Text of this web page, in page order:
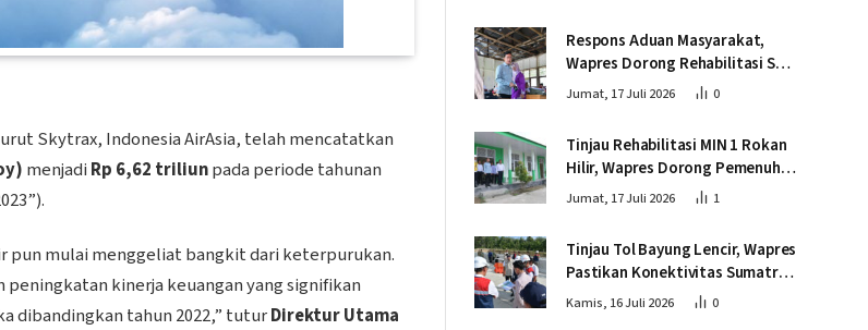
Skytrax, Indonesia AirAsia, telah mencatatkan
menjadi Rp 6,62 triliunpada periode tahunan
pun mulai menggeliat bangkit dari keterpurukan.
peningkatan kinerja keuangan yang signifikan
dibandingkan tahun 2022,” tuturDirektur Utama
Respons Aduan Masyarakat,
Wapres Dorong Rehabilitasi SDN
016 Serusa Rokan Hilir
Jumat, 17 Juli 2026 0
Tinjau Rehabilitasi MIN 1 Rokan
Hilir, Wapres Dorong Pemenuhan
Sarana Prasarana Pendidikan
Jumat, 17 Juli 2026 1
Tinjau Tol Bayung Lencir, Wapres
Pastikan Konektivitas Sumatra
Berjalan Optimal
Kamis, 16 Juli 2026 0